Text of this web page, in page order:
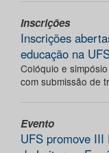
Inscrições
Inscrições
educação na
Colóquio e
com submissão de
Evento
UFS promove III